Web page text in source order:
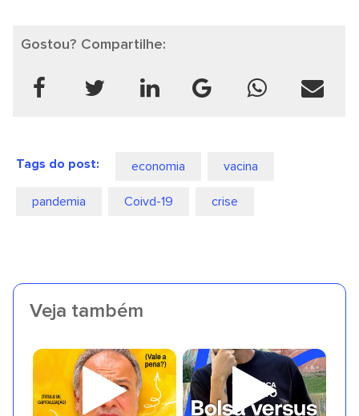
Gostou? Compartilhe:
Tags do post: economia vacina
pandemia Coivd-19 crise
Veja também